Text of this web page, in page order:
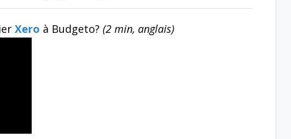
Xero à Budgeto? (2 min, anglais)